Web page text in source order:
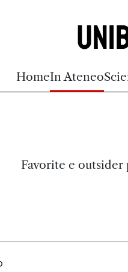
HomeIn Ateneo
Favorite e